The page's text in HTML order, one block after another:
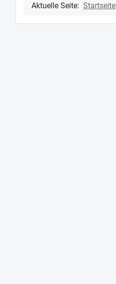
Aktuelle Seite: Startseite